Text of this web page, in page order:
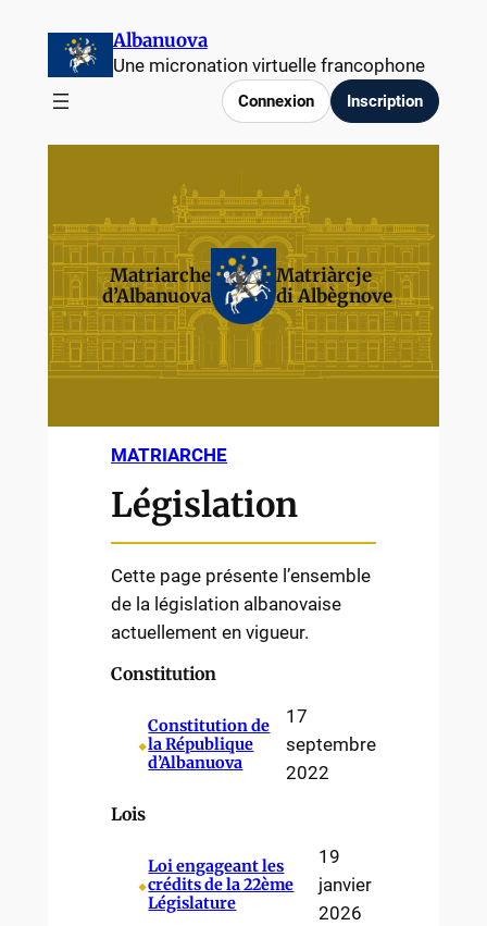
Albanuova
Une micronation virtuelle francophone
Connexion Inscription
Matriarche
d’Albanuova
Matriàrcje
di Albègnove
MATRIARCHE
Législation
Cette page présente l’ensemble
de la législation albanovaise
actuellement en vigueur.
Constitution
⬥
Constitution de
la République
d’Albanuova
17
septembre
2022
Lois
⬥
Loi engageant les
crédits de la 22ème
Législature
19
janvier
2026